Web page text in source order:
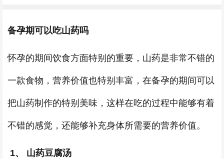
备孕期可以吃山药吗
怀孕的期间饮食方面特别的重要，山药是非常不错的
一款食物，营养价值也特别丰富，在备孕的期间可以
把山药制作的特别美味，这样在吃的过程中能够有着
不错的感觉，还能够补充身体所需要的营养价值。
1、 山药豆腐汤